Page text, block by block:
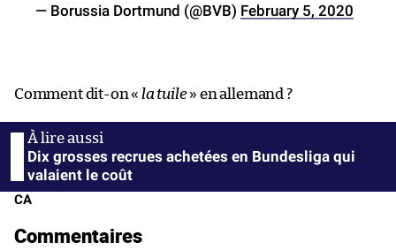
— Borussia Dortmund (@BVB) February 5, 2020
Comment dit-on « la tuile» en allemand ?
Dix grosses recrues achetées en Bundesliga qui
valaient le coût
CA
Commentaires